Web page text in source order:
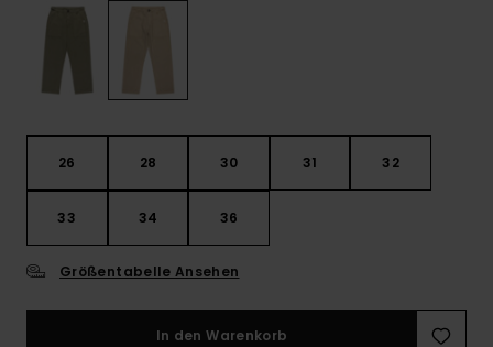
26 28 30 31 32
33 34 36
Größentabelle Ansehen
In den Warenkorb